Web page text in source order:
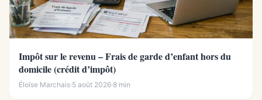
Impôt sur le revenu – Frais de garde d’enfant hors du
domicile (crédit d’impôt)
Éloïse Marchais·5 août 2026·8 min